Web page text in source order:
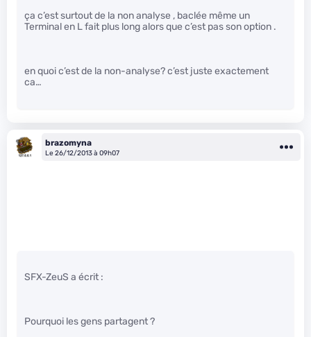
ça c’est surtout de la non analyse , baclée même un
Terminal en L fait plus long alors que c’est pas son option .
en quoi c’est de la non-analyse? c’est juste exactement
ca…
brazomyna
Le 26/12/2013 à 09h07
SFX-ZeuS a écrit :
Pourquoi les gens partagent ?